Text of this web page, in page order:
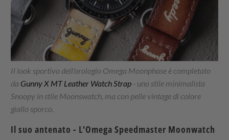
Il look sportivo dell'orologio Omega Moonphase è completato
da Gunny X MT Leather Watch Strap - uno stile minimalista
Snoopy in stile Moonswatch, ma con pelle vintage di colore
giallo sporco.
Il suo antenato - L'Omega Speedmaster Moonwatch